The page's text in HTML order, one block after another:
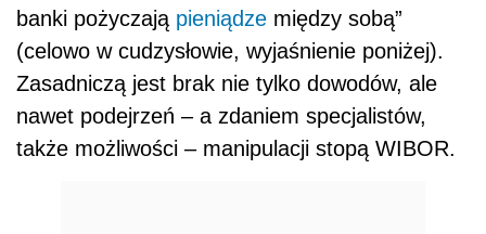
banki pożyczają pieniądze między sobą”
(celowo w cudzysłowie, wyjaśnienie poniżej).
Zasadniczą jest brak nie tylko dowodów, ale
nawet podejrzeń – a zdaniem specjalistów,
także możliwości – manipulacji stopą WIBOR.